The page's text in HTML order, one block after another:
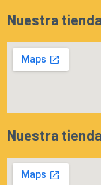
Nuestra
Nuestra